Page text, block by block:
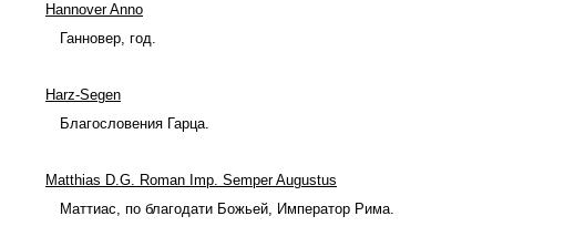
Hannover Anno
Ганновер, год.
Harz-Segen
Благословения Гарца.
Matthias D.G. Roman Imp. Semper Augustus
Маттиас, по благодати Божьей, Император Рима.